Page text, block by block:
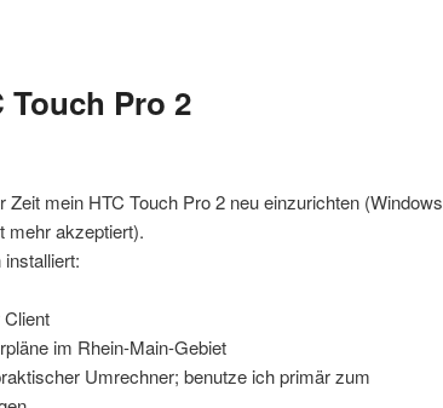
Pro 2
Zeit mein HTC Touch Pro 2 neu einzurichten (Windows
mehr akzeptiert).
im Rhein-Main-Gebiet
Umrechner; benutze ich primär zum